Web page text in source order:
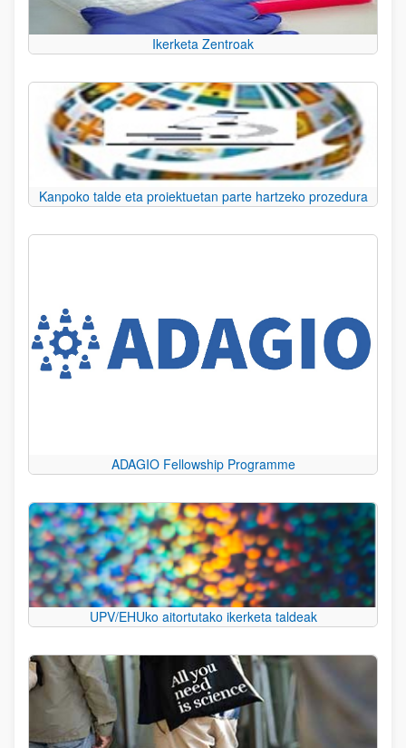
Ikerketa Zentroak
Kanpoko talde eta proiektuetan parte hartzeko prozedura
ADAGIO Fellowship Programme
UPV/EHUko aitortutako ikerketa taldeak